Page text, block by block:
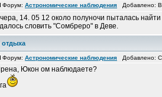
Форум: Астрономические наблюдения Добавлено:
14. 05 12 около полуночи пыталась
словить "Сомбреро" в Деве.
Форум: Астрономические наблюдения Добавлено:
Юкон ом наблюдаете?